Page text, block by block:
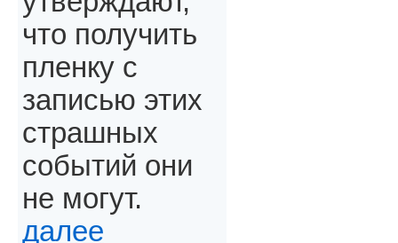
что получить
пленку с
записью этих
страшных
событий они
не могут.
далее